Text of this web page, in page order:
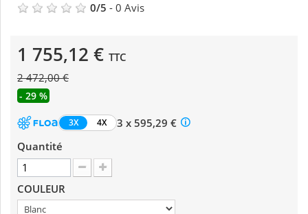
0/5 - 0 Avis
1 755,12 € TTC
2 472,00 €
- 29 %
3X 4X
3 x 595,29 €
Quantité
COULEUR